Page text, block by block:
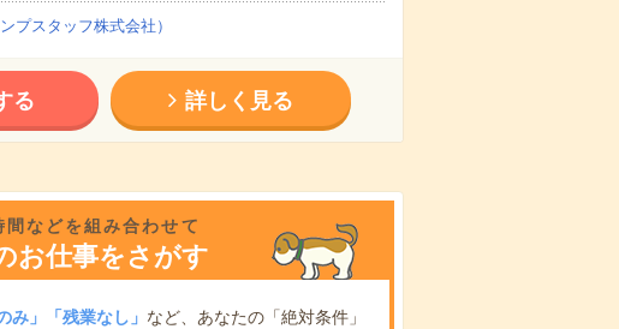
スタッフ株式会社）
る 詳しく見る
などを組み合わせて
お仕事をさがす
み」「残業なし」 など、あなたの「絶対条件」